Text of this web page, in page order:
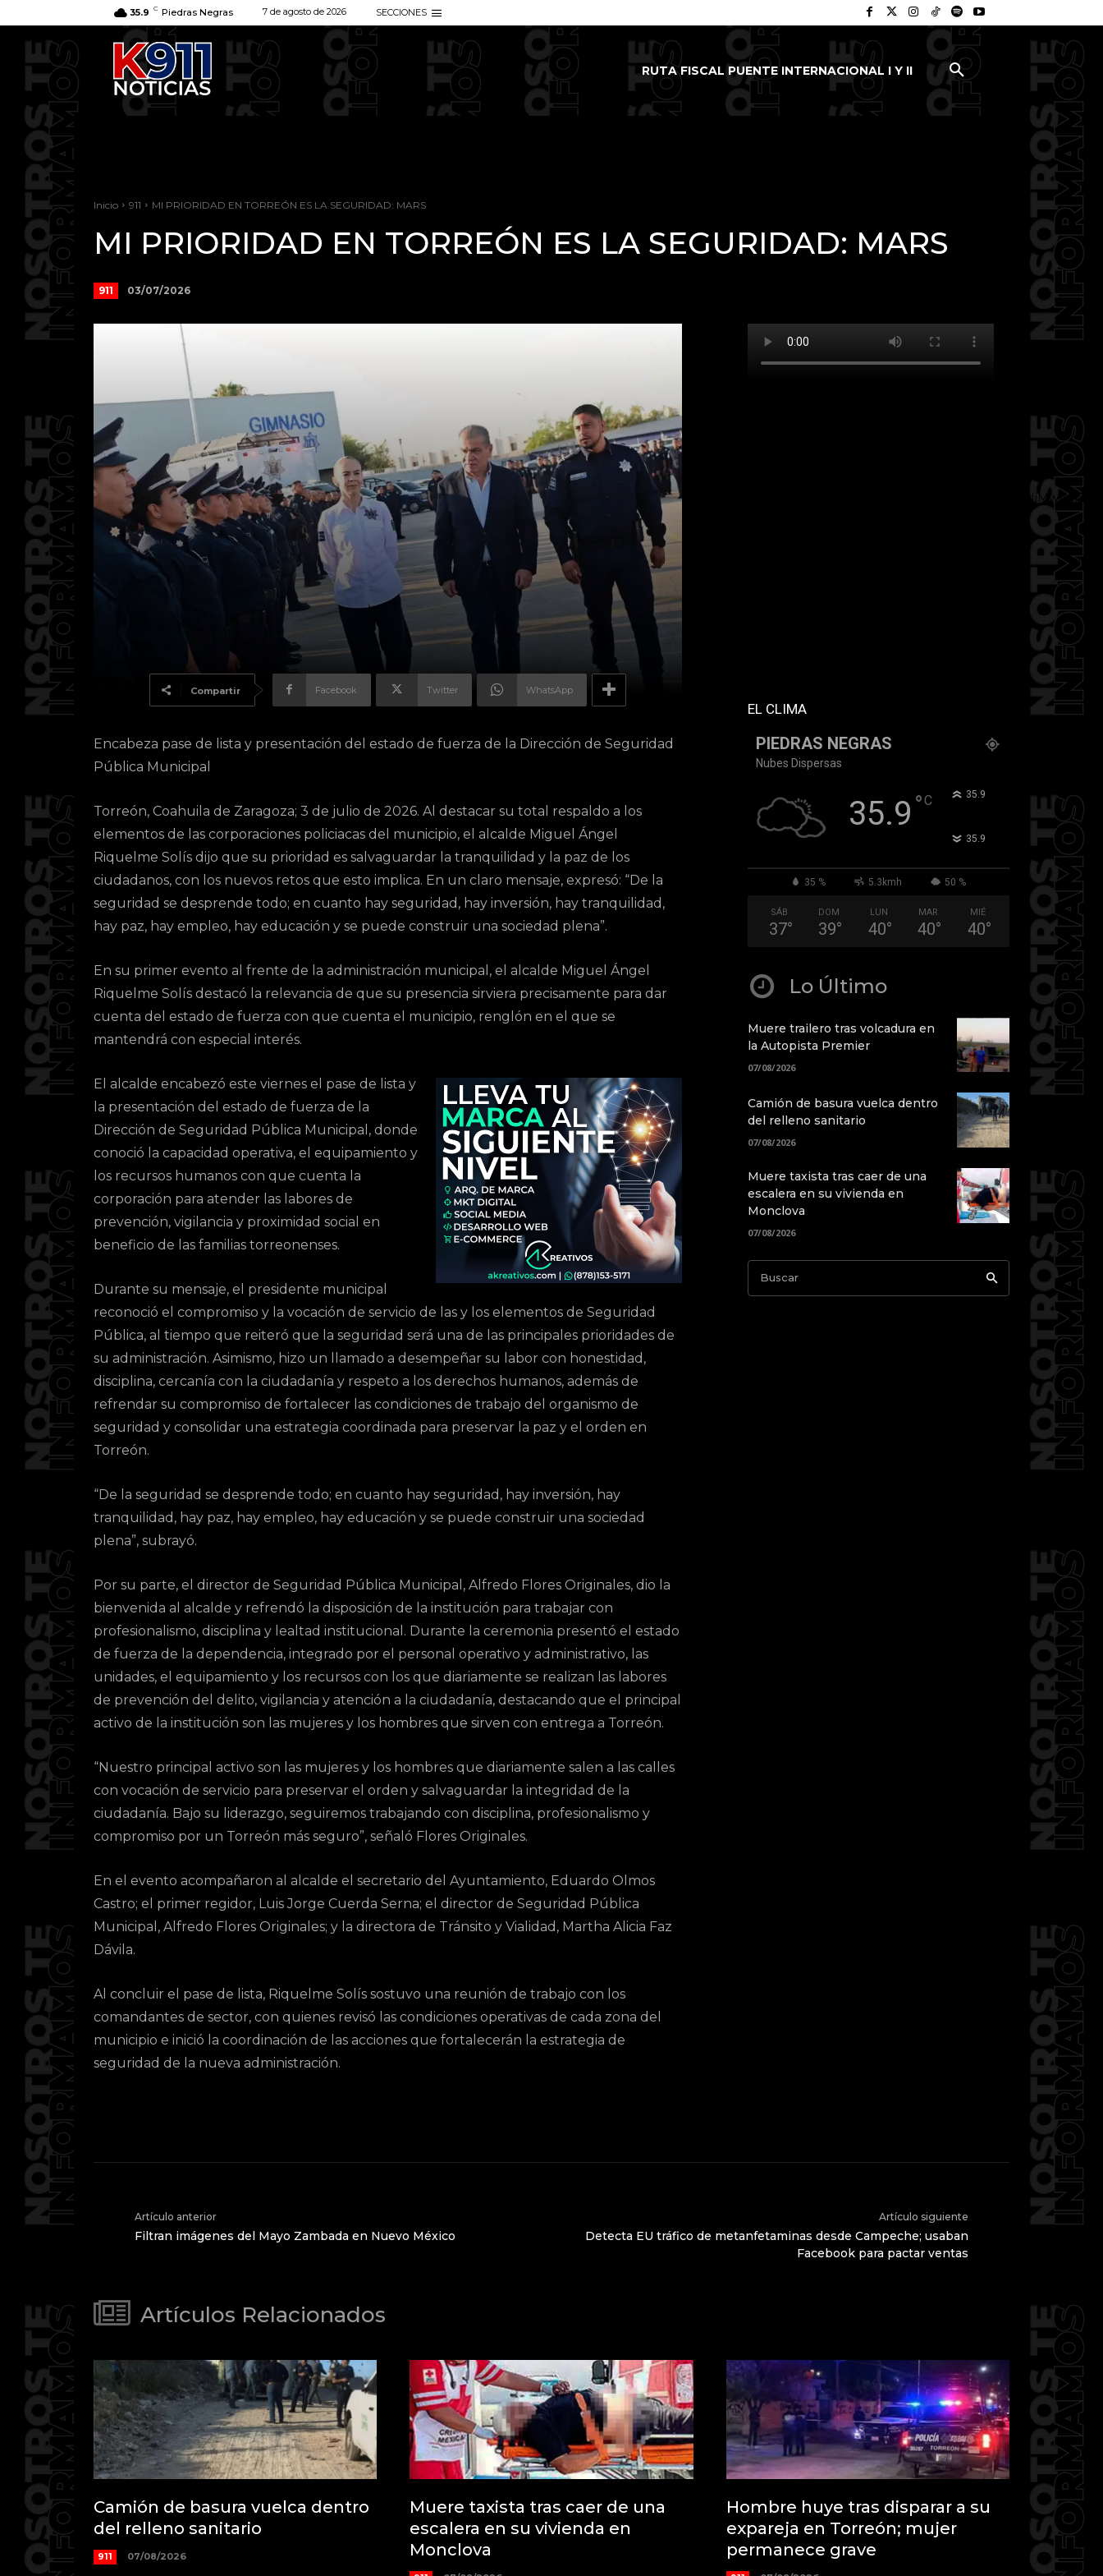
35.9 C Piedras Negras 7 de agosto de 2026 SECCIONES
RUTA FISCAL PUENTE INTERNACIONAL I Y II
Inicio 911 MI PRIORIDAD EN TORREÓN ES LA SEGURIDAD: MARS
MI PRIORIDAD EN TORREÓN ES LA SEGURIDAD: MARS
911 03/07/2026
Compartir Facebook Twitter WhatsApp
Encabeza pase de lista y presentación del estado de fuerza de la Dirección de Seguridad
Pública Municipal
Torreón, Coahuila de Zaragoza; 3 de julio de 2026. Al destacar su total respaldo a los
elementos de las corporaciones policiacas del municipio, el alcalde Miguel Ángel
Riquelme Solís dijo que su prioridad es salvaguardar la tranquilidad y la paz de los
ciudadanos, con los nuevos retos que esto implica. En un claro mensaje, expresó: “De la
seguridad se desprende todo; en cuanto hay seguridad, hay inversión, hay tranquilidad,
hay paz, hay empleo, hay educación y se puede construir una sociedad plena”.
En su primer evento al frente de la administración municipal, el alcalde Miguel Ángel
Riquelme Solís destacó la relevancia de que su presencia sirviera precisamente para dar
cuenta del estado de fuerza con que cuenta el municipio, renglón en el que se
mantendrá con especial interés.
El alcalde encabezó este viernes el pase de lista y
la presentación del estado de fuerza de la
Dirección de Seguridad Pública Municipal, donde
conoció la capacidad operativa, el equipamiento y
los recursos humanos con que cuenta la
corporación para atender las labores de
prevención, vigilancia y proximidad social en
beneficio de las familias torreonenses.
Durante su mensaje, el presidente municipal
reconoció el compromiso y la vocación de servicio de las y los elementos de Seguridad
Pública, al tiempo que reiteró que la seguridad será una de las principales prioridades de
su administración. Asimismo, hizo un llamado a desempeñar su labor con honestidad,
disciplina, cercanía con la ciudadanía y respeto a los derechos humanos, además de
refrendar su compromiso de fortalecer las condiciones de trabajo del organismo de
seguridad y consolidar una estrategia coordinada para preservar la paz y el orden en
Torreón.
“De la seguridad se desprende todo; en cuanto hay seguridad, hay inversión, hay
tranquilidad, hay paz, hay empleo, hay educación y se puede construir una sociedad
plena”, subrayó.
Por su parte, el director de Seguridad Pública Municipal, Alfredo Flores Originales, dio la
bienvenida al alcalde y refrendó la disposición de la institución para trabajar con
profesionalismo, disciplina y lealtad institucional. Durante la ceremonia presentó el estado
de fuerza de la dependencia, integrado por el personal operativo y administrativo, las
unidades, el equipamiento y los recursos con los que diariamente se realizan las labores
de prevención del delito, vigilancia y atención a la ciudadanía, destacando que el principal
activo de la institución son las mujeres y los hombres que sirven con entrega a Torreón.
“Nuestro principal activo son las mujeres y los hombres que diariamente salen a las calles
con vocación de servicio para preservar el orden y salvaguardar la integridad de la
ciudadanía. Bajo su liderazgo, seguiremos trabajando con disciplina, profesionalismo y
compromiso por un Torreón más seguro”, señaló Flores Originales.
En el evento acompañaron al alcalde el secretario del Ayuntamiento, Eduardo Olmos
Castro; el primer regidor, Luis Jorge Cuerda Serna; el director de Seguridad Pública
Municipal, Alfredo Flores Originales; y la directora de Tránsito y Vialidad, Martha Alicia Faz
Dávila.
Al concluir el pase de lista, Riquelme Solís sostuvo una reunión de trabajo con los
comandantes de sector, con quienes revisó las condiciones operativas de cada zona del
municipio e inició la coordinación de las acciones que fortalecerán la estrategia de
seguridad de la nueva administración.
EL CLIMA
PIEDRAS NEGRAS
Nubes Dispersas
35.9 °C 35.9
35.9
35 % 5.3kmh 50 %
SÁB
37°
DOM
39°
LUN
40°
MAR
40°
MIÉ
40°
Lo Último
Muere trailero tras volcadura en
la Autopista Premier
07/08/2026
Camión de basura vuelca dentro
del relleno sanitario
07/08/2026
Muere taxista tras caer de una
escalera en su vivienda en
Monclova
07/08/2026
Buscar
Artículo anterior
Filtran imágenes del Mayo Zambada en Nuevo México
Artículo siguiente
Detecta EU tráfico de metanfetaminas desde Campeche; usaban
Facebook para pactar ventas
Artículos Relacionados
Camión de basura vuelca dentro
del relleno sanitario
911 07/08/2026
Muere taxista tras caer de una
escalera en su vivienda en
Monclova
Hombre huye tras disparar a su
expareja en Torreón; mujer
permanece grave